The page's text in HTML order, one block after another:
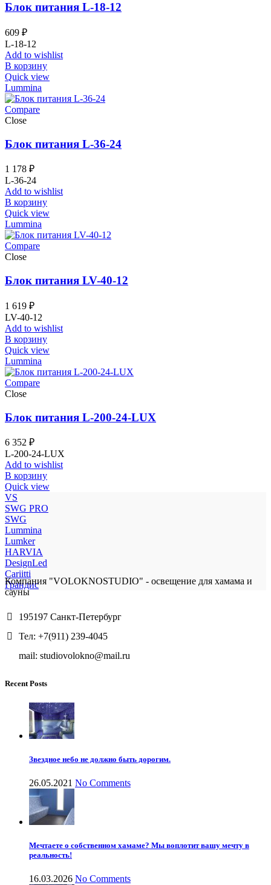
Блок питания L-18-12
609 ₽
L-18-12
Add to wishlist
В корзину
Quick view
Lummina
Compare
Close
Блок питания L-36-24
1 178 ₽
L-36-24
Add to wishlist
В корзину
Quick view
Lummina
Compare
Close
Блок питания LV-40-12
1 619 ₽
LV-40-12
Add to wishlist
В корзину
Quick view
Lummina
Compare
Close
Блок питания L-200-24-LUX
6 352 ₽
L-200-24-LUX
Add to wishlist
В корзину
Quick view
VS
SWG PRO
SWG
Lummina
Lumker
HARVIA
DesignLed
Cariitti
Грандис
Компания "VOLOKNOSTUDIO" - освещение для хамама и
сауны
195197 Санкт-Петербург
Тел: +7(911) 239-4045
mail: studiovolokno@mail.ru
Recent Posts
Звездное небо не должно быть дорогим.
26.05.2021 No Comments
Мечтаете о собственном хамаме? Мы воплотит вашу мечту в
реальность!
16.03.2026 No Comments